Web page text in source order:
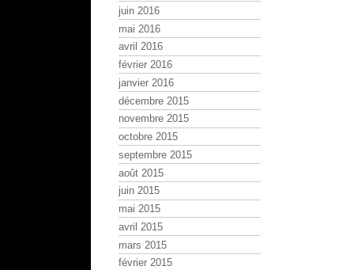
juin 2016
mai 2016
avril 2016
février 2016
janvier 2016
décembre 2015
novembre 2015
octobre 2015
septembre 2015
août 2015
juin 2015
mai 2015
avril 2015
mars 2015
février 2015